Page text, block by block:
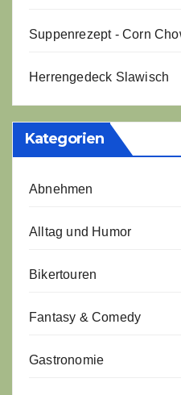
Suppenrezept - Corn
Herrengedeck Slawisch
Kategorien
Abnehmen
Alltag und Humor
Bikertouren
Fantasy & Comedy
Gastronomie